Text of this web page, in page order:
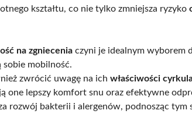
kształtu, co nie tylko zmniejsza ryzyko
na zgniecenia czyni je idealnym wyborem
sobie mobilność.
zwrócić uwagę na ich właściwości
one lepszy komfort snu oraz efektywne
rozwój bakterii i alergenów, podnosząc tym